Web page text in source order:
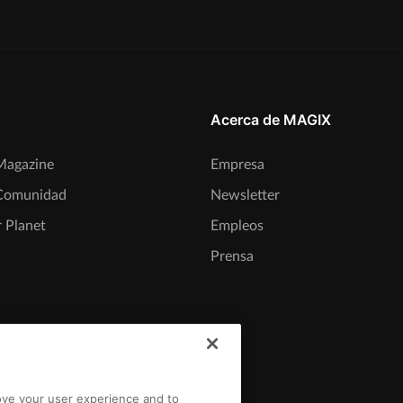
Planet
Acerca de MAGIX
Empresa
Newsletter
Empleos
Prensa
your user experience and to